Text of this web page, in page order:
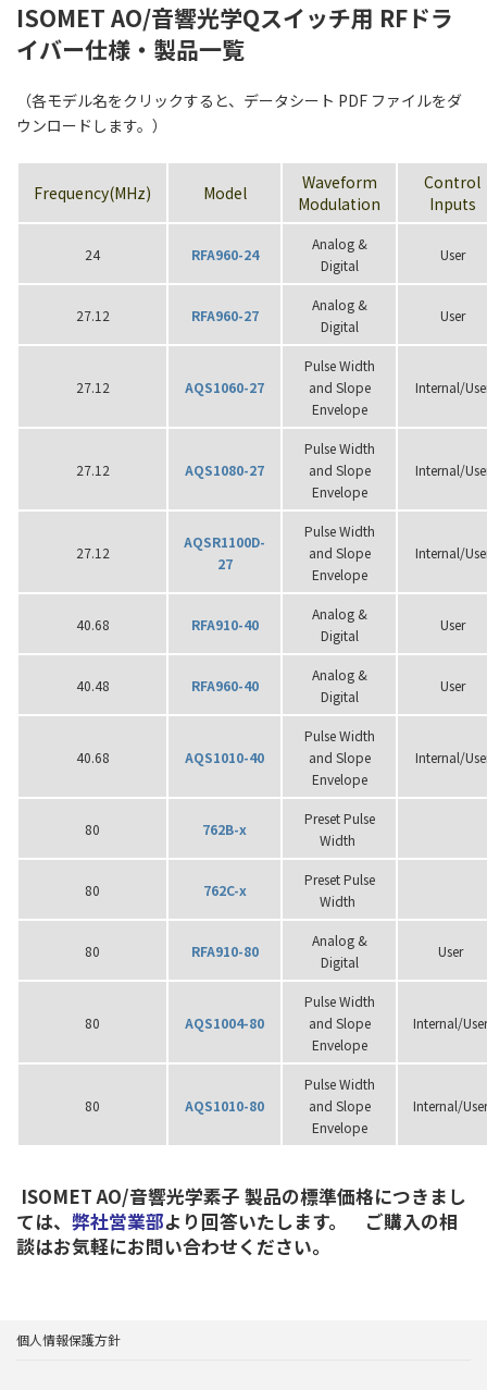
ISOMET AO/音響光学Qスイッチ用 RFドラ
イバー仕様・製品一覧
（各モデル名をクリックすると、データシート PDF ファイルをダ
ウンロードします。）
Frequency(MHz) Model
Waveform
Modulation
Control
Inputs
24 RFA960-24
Analog &
Digital
User
27.12 RFA960-27
Analog &
Digital
User
27.12 AQS1060-27
Pulse Width
and Slope
Envelope
Internal/
27.12 AQS1080-27
Pulse Width
and Slope
Envelope
Internal/
27.12
AQSR1100D-
27
Pulse Width
and Slope
Envelope
Internal/
40.68 RFA910-40
Analog &
Digital
User
40.48 RFA960-40
Analog &
Digital
User
40.68 AQS1010-40
Pulse Width
and Slope
Envelope
Internal/
80 762B-x
Preset Pulse
Width
80 762C-x
Preset Pulse
Width
80 RFA910-80
Analog &
Digital
User
80 AQS1004-80
Pulse Width
and Slope
Envelope
Internal/
80 AQS1010-80
Pulse Width
and Slope
Envelope
Internal/
ISOMET AO/音響光学素子 製品の標準価格につきまし
ては、 弊社営業部より回答いたします。 ご購入の相
談はお気軽にお問い合わせください。
個人情報保護方針